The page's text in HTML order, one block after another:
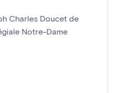
Charles Doucet de
Notre-Dame